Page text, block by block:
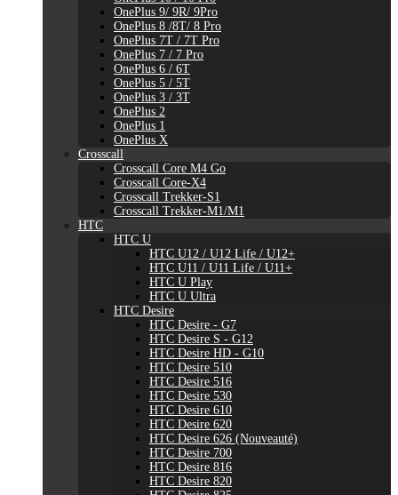
OnePlus 9/ 9R/ 9Pro
OnePlus 8 /8T/ 8 Pro
OnePlus 7T / 7T Pro
OnePlus 7 / 7 Pro
OnePlus 6 / 6T
OnePlus 5 / 5T
OnePlus 3 / 3T
OnePlus 2
OnePlus 1
OnePlus X
Crosscall
Crosscall Core M4 Go
Crosscall Core-X4
Crosscall Trekker-S1
Crosscall Trekker-M1/M1
HTC
HTC U
HTC U12 / U12 Life / U12+
HTC U11 / U11 Life / U11+
HTC U Play
HTC U Ultra
HTC Desire
HTC Desire - G7
HTC Desire S - G12
HTC Desire HD - G10
HTC Desire 510
HTC Desire 516
HTC Desire 530
HTC Desire 610
HTC Desire 620
HTC Desire 626 (Nouveauté)
HTC Desire 700
HTC Desire 816
HTC Desire 820